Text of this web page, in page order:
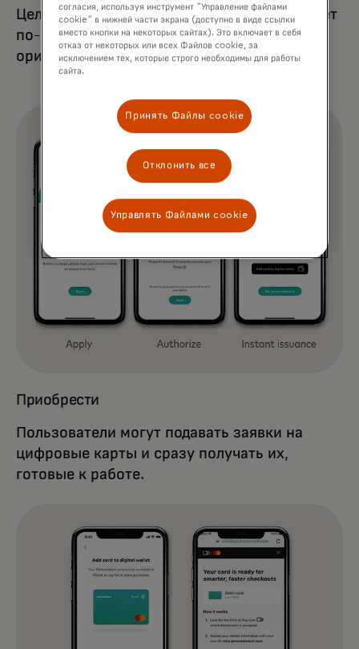
Целостная и комплексная структура создает
по-настоящему цифровой и
ориентированный на пользователя сервис.
Приобрести
Пользователи могут подавать заявки на
цифровые карты и сразу получать их,
готовые к работе.
согласия, используя инструмент "Управление файлами
cookie" в нижней части экрана (доступно в виде ссылки
вместо кнопки на некоторых сайтах). Это включает в себя
отказ от некоторых или всех Файлов cookie, за
исключением тех, которые строго необходимы для работы
сайта.
Принять Файлы cookie
Отклонить все
Управлять Файлами cookie